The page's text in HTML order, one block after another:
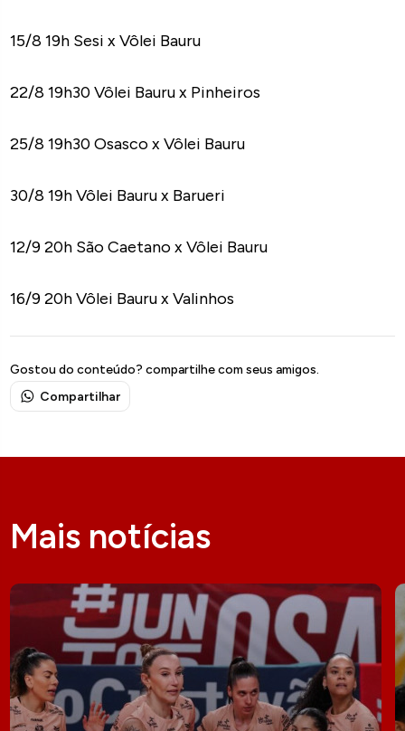
15/8 19h Sesi x Vôlei Bauru
22/8 19h30 Vôlei Bauru x Pinheiros
25/8 19h30 Osasco x Vôlei Bauru
30/8 19h Vôlei Bauru x Barueri
12/9 20h São Caetano x Vôlei Bauru
16/9 20h Vôlei Bauru x Valinhos
Gostou do conteúdo? compartilhe com seus amigos.
Compartilhar
Mais notícias